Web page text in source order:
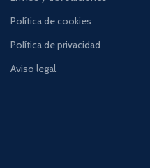
Política de cookies
Política de privacidad
Aviso legal